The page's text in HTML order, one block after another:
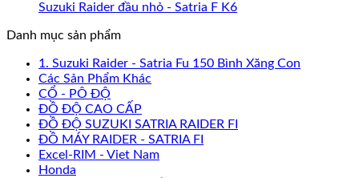
Suzuki Raider đầu nhỏ - Satria F K6
Danh mục sản phẩm
1. Suzuki Raider - Satria Fu 150 Bình Xăng Con
Các Sản Phẩm Khác
CỔ - PÔ ĐỘ
ĐỒ ĐỘ CAO CẤP
ĐỒ ĐỘ SUZUKI SATRIA RAIDER FI
ĐỒ MÁY RAIDER - SATRIA FI
Excel-RIM - Viet Nam
Honda